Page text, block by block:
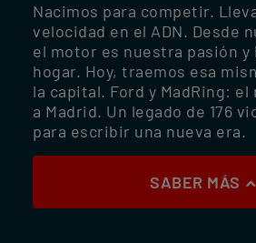
Nacimos para competir.
velocidad en el ADN. Desde
el motor es nuestra pasión
hogar. Hoy, traemos esa
la capital. Ford y MadRing: el
a Madrid. Un legado de 176
para escribir una nueva era.
SABER MÁS